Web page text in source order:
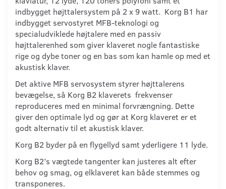
indbygget højttalersystem på 2 x 9 watt. Korg B1 har
indbygget servostyret MFB-teknologi og
specialudviklede højtalere med en passiv
højttalerenhed som giver klaveret nogle fantastiske
rige og dybe toner og en bas som kan hamle op med et
akustisk klaver.
Det aktive MFB servosystem styrer højttalerens
bevægelse, så Korg B2 klaverets frekvenser
reproduceres med en minimal forvrængning. Dette
giver den optimale lyd og gør at Korg klaveret er et
godt alternativ til et akustisk klaver.
Korg B2 byder på en flygellyd samt yderligere 11 lyde.
Korg B2’s vægtede tangenter kan justeres alt efter
behov og smag, og elklaveret kan både stemmes og
transponeres.